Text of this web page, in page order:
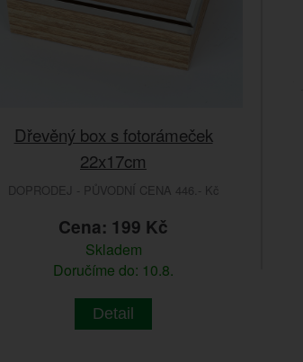
Dřevěný box s fotorámeček
22x17cm
DOPRODEJ - PŮVODNÍ CENA 446.- Kč
Cena: 199 Kč
Skladem
Doručíme do: 10.8.
Detail